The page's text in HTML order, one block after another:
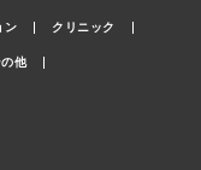
ン クリニック
他